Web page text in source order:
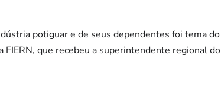
potiguar e de seus dependentes foi tema do
FIERN, que recebeu a superintendente regional do